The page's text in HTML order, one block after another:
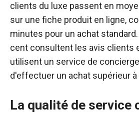
clients du luxe passent en
sur une fiche produit en ligne,
minutes pour un achat
cent consultent les avis clients
utilisent un service de
d'effectuer un achat supérieur à
La qualité de service